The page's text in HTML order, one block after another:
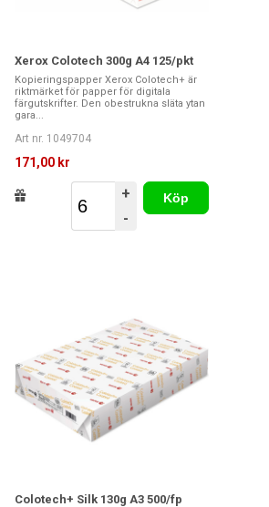
Xerox Colotech 300g A4 125/pkt
Kopieringspapper Xerox Colotech+ är
riktmärket för papper för digitala
färgutskrifter. Den obestrukna släta ytan
gara...
Art nr. 1049704
171,00 kr
+
-
Köp
Colotech+ Silk 130g A3 500/fp